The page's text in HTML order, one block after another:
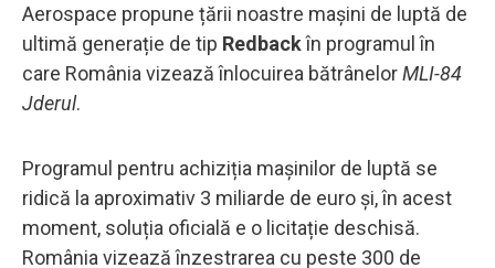
Aerospace propune țării noastre mașini de luptă de
ultimă generație de tip Redbackîn programul în
care România vizează înlocuirea bătrânelorMLI-84
Jderul.
Programul pentru achiziția mașinilor de luptă se
ridică la aproximativ 3 miliarde de euro și, în acest
moment, soluția oficială e o licitație deschisă.
România vizează înzestrarea cu peste 300 de